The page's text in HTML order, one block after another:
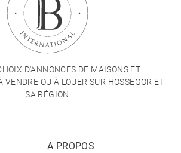
D'ANNONCES DE MAISONS ET
VENDRE OU À LOUER SUR HOSSEGOR ET
SA RÉGION
A PROPOS